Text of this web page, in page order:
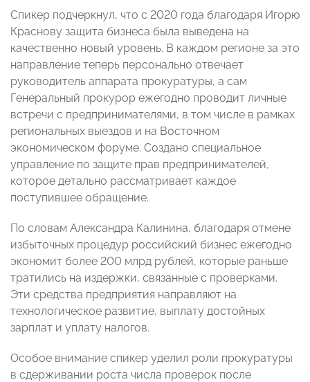
Спикер подчеркнул, что с 2020 года благодаря Игорю
Краснову защита бизнеса была выведена на
качественно новый уровень. В каждом регионе за это
направление теперь персонально отвечает
руководитель аппарата прокуратуры, а сам
Генеральный прокурор ежегодно проводит личные
встречи с предпринимателями, в том числе в рамках
региональных выездов и на Восточном
экономическом форуме. Создано специальное
управление по защите прав предпринимателей,
которое детально рассматривает каждое
поступившее обращение.
По словам Александра Калинина, благодаря отмене
избыточных процедур российский бизнес ежегодно
экономит более 200 млрд рублей, которые раньше
тратились на издержки, связанные с проверками.
Эти средства предприятия направляют на
технологическое развитие, выплату достойных
зарплат и уплату налогов.
Особое внимание спикер уделил роли прокуратуры
в сдерживании роста числа проверок после